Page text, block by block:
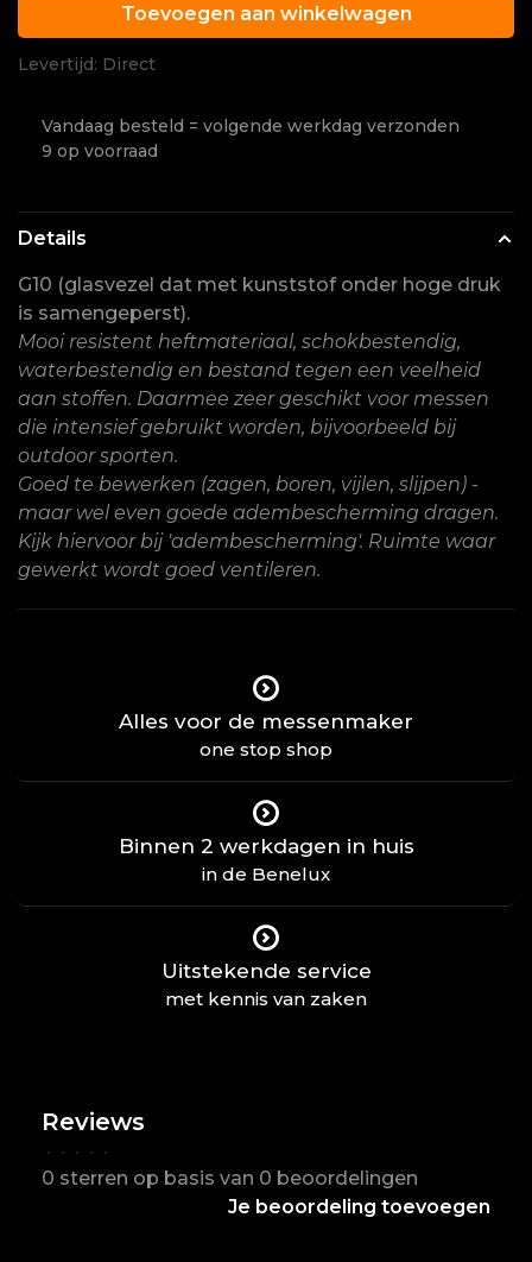
Toevoegen aan winkelwagen
Levertijd: Direct
Vandaag besteld = volgende werkdag verzonden
9 op voorraad
Details
G10 (glasvezel dat met kunststof onder hoge druk
is samengeperst).
Mooi resistent heftmateriaal, schokbestendig,
waterbestendig en bestand tegen een veelheid
aan stoffen. Daarmee zeer geschikt voor messen
die intensief gebruikt worden, bijvoorbeeld bij
outdoor sporten.
Goed te bewerken (zagen, boren, vijlen, slijpen) -
maar wel even goede adembescherming dragen.
Kijk hiervoor bij 'adembescherming'. Ruimte waar
gewerkt wordt goed ventileren.
Alles voor de messenmaker
one stop shop
Binnen 2 werkdagen in huis
in de Benelux
Uitstekende service
met kennis van zaken
Reviews
• • • • •
0 sterren op basis van 0 beoordelingen
Je beoordeling toevoegen